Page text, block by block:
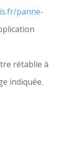
panne-
rétablie à
indiquée.